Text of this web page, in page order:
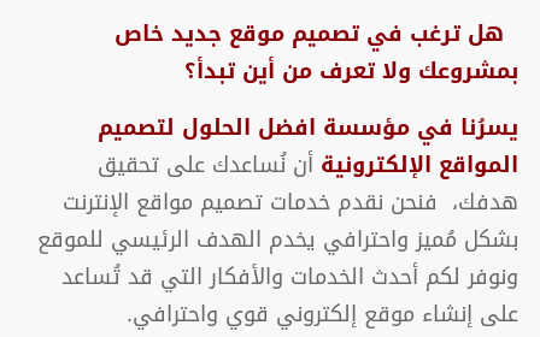
هل ترغب في تصميم موقع جديد خاص
بمشروعك ولا تعرف من أين تبدأ؟
يسرُنا في مؤسسة افضل الحلول لتصميم
المواقع الإلكترونية أن نُساعدك على تحقيق
هدفك، فنحن نقدم خدمات تصميم مواقع الإنترنت
بشكل مُميز واحترافي يخدم الهدف الرئيسي للموقع
ونوفر لكم أحدث الخدمات والأفكار التي قد تُساعد
على إنشاء موقع إلكتروني قوي واحترافي.